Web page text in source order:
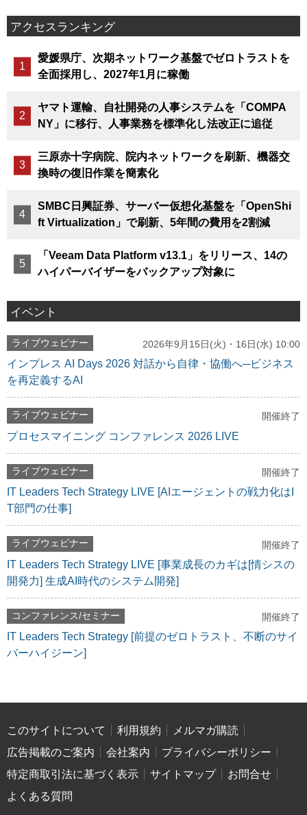
アクセスランキング
愛媛県庁、次期ネットワーク基盤でゼロトラストを
全面採用し、2027年1月に稼働
ヤマト運輸、自社開発の人事システムを「COMPA
NY」に移行、人事業務を標準化し法改正に追従
三原赤十字病院、院内ネットワークを刷新、機器交
換時の復旧作業を簡素化
SMBC日興証券、サーバー仮想化基盤を「OpenShi
ft Virtualization」で刷新、5年間の費用を2割減
「Veeam Data Platform v13.1」をリリース、14の
ハイパーバイザーをバックアップ対象に
イベント
ライブウェビナー 2026年9月15日(火)・16日(水) 10:00
インプレス AI Days 2026 対話から自律・協働へ─ビジネス
を再定義するAI
ライブウェビナー 開催終了
プロセスマイニング コンファレンス 2026 LIVE
ライブウェビナー 開催終了
IT Leaders Tech Strategy LIVE [AIエージェントの戦力化はI
T部門の仕事]
ライブウェビナー 開催終了
IT Leaders Tech Strategy LIVE [事業成長のカギは[情シスの
開発力] 生成AI時代のシステム開発]
コンファレンス/セミナー 開催終了
IT Leaders Tech Strategy [前提のゼロトラスト、不断のサイ
バーハイジーン]
このサイトについて 利用規約
メルマガ購読
広告掲載のご案内
会社案内
プライバシーポリシー
特定商取引法に基づく表示
サイトマップ
お問合せ
よくある質問